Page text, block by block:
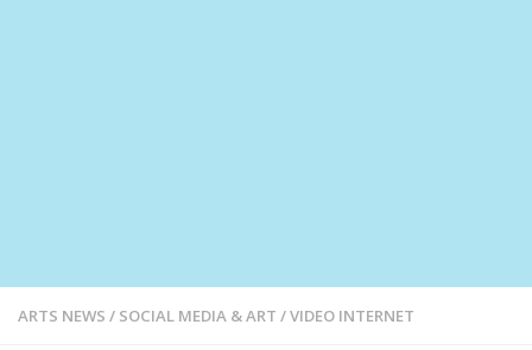
ARTS NEWS / SOCIAL MEDIA & ART /VIDEO INTERNET